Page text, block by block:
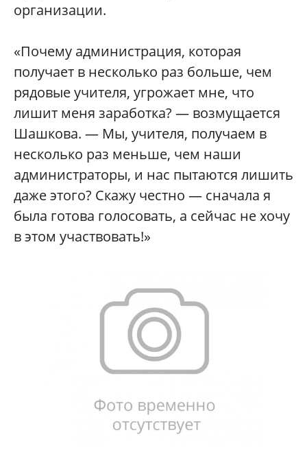
организации.
«Почему администрация, которая
получает в несколько раз больше, чем
рядовые учителя, угрожает мне, что
лишит меня заработка? — возмущается
Шашкова. — Мы, учителя, получаем в
несколько раз меньше, чем наши
администраторы, и нас пытаются лишить
даже этого? Скажу честно — сначала я
была готова голосовать, а сейчас не хочу
в этом участвовать!»